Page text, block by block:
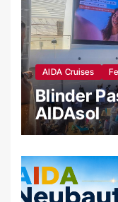
AIDA Cruises
Blinder
AIDAsol